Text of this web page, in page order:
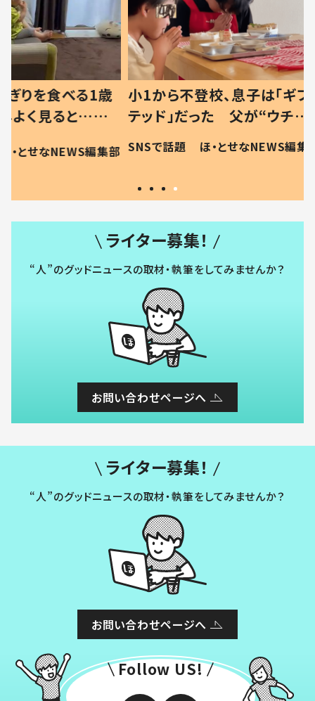
る1歳
…母
現行
編集部
小1から不登校、息子は「ギフ
テッド」だった 父が“ウチ給
食”を作り続ける理由とは #令
和の親 #令和の子
SNSで話題 ほ・とせなNEWS編集部
ひ孫に
が、抱
に「涙
方ない」
ライター募集！
“人”のグッドニュースの取材・執筆をしてみませんか？
お問い合わせページへ
ライター募集！
“人”のグッドニュースの取材・執筆をしてみませんか？
お問い合わせページへ
Follow US!